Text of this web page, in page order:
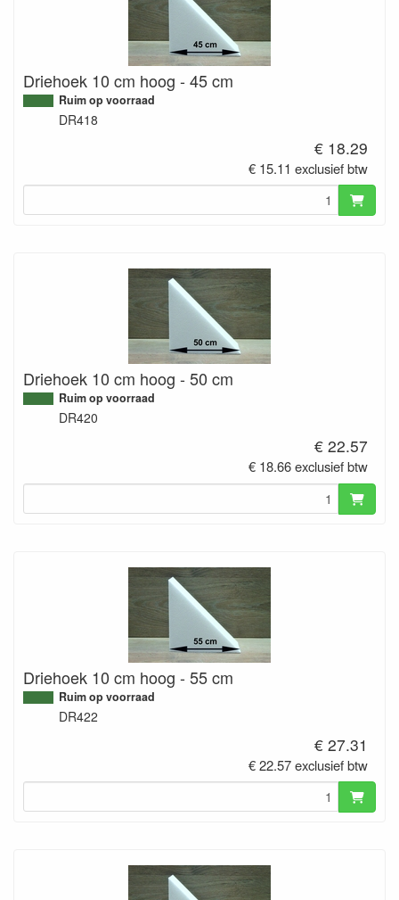
Driehoek 10 cm hoog - 45 cm
Ruim op voorraad
DR418
€ 18.29
€ 15.11 exclusief btw
Driehoek 10 cm hoog - 50 cm
Ruim op voorraad
DR420
€ 22.57
€ 18.66 exclusief btw
Driehoek 10 cm hoog - 55 cm
Ruim op voorraad
DR422
€ 27.31
€ 22.57 exclusief btw